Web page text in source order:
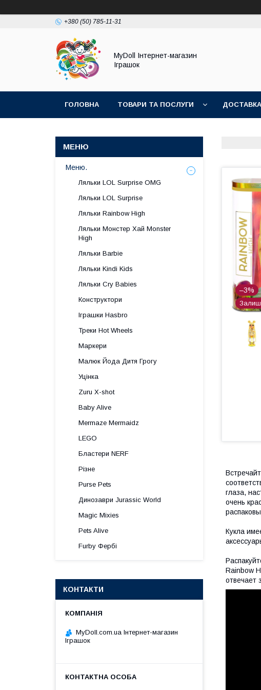
+380 (50) 785-11-31
MyDoll Інтернет-магазин
Іграшок
ГОЛОВНА ТОВАРИ ТА ПОСЛУГИ
–3%
глаза,
очень
Кукла
Rainbow
отвечает
Меню.
Ляльки LOL Surprise OMG
Ляльки LOL Surprise
Ляльки Rainbow High
Ляльки Монстер Хай Monster
High
Ляльки Barbie
Ляльки Kindi Kids
Ляльки Cry Babies
Конструктори
Іграшки Hasbro
Треки Hot Wheels
Маркери
Малюк Йода Дитя Грогу
Уцінка
Zuru X-shot
Baby Alive
Mermaze Mermaidz
LEGO
Бластери NERF
Різне
Purse Pets
Динозаври Jurassic World
Magic Mixies
Pets Alive
Furby Фербі
КОНТАКТИ
MyDoll.com.ua Інтернет-магазин
Іграшок